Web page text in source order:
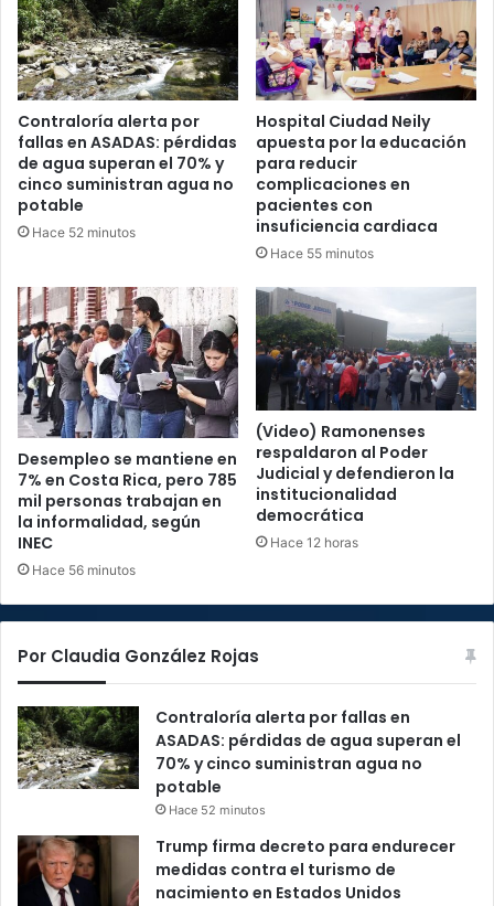
Contraloría alerta por
fallas en ASADAS: pérdidas
de agua superan el 70% y
cinco suministran agua no
potable
Hace 52 minutos
Hospital Ciudad Neily
apuesta por la educación
para reducir
complicaciones en
pacientes con
insuficiencia cardiaca
Hace 55 minutos
Desempleo se mantiene en
7% en Costa Rica, pero 785
mil personas trabajan en
la informalidad, según
INEC
Hace 56 minutos
(Video) Ramonenses
respaldaron al Poder
Judicial y defendieron la
institucionalidad
democrática
Hace 12 horas
Por Claudia González Rojas
Contraloría alerta por fallas en
ASADAS: pérdidas de agua superan el
70% y cinco suministran agua no
potable
Hace 52 minutos
Trump firma decreto para endurecer
medidas contra el turismo de
nacimiento en Estados Unidos